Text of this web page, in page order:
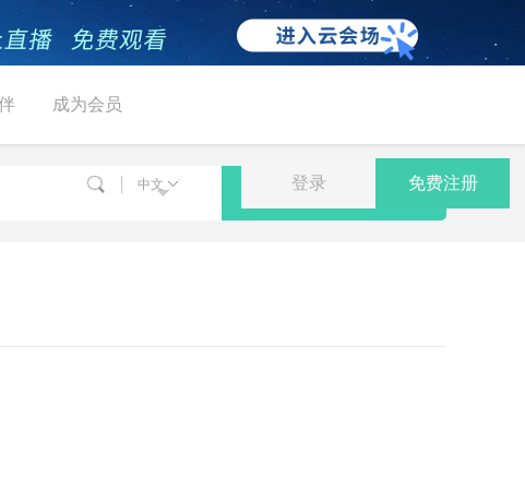
成为会员
中文 登录 免费注册
搜索